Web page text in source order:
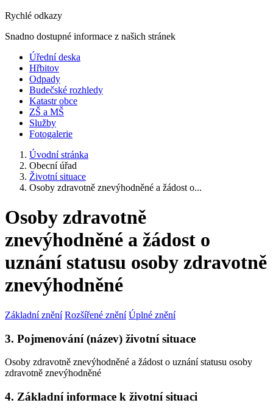
Rychlé odkazy
Snadno dostupné informace z našich stránek
Úřední deska
Hřbitov
Odpady
Budečské rozhledy
Katastr obce
ZŠ a MŠ
Služby
Fotogalerie
Úvodní stránka
Obecní úřad
Životní situace
Osoby zdravotně znevýhodněné a žádost o...
Osoby zdravotně
znevýhodněné a žádost o
uznání statusu osoby zdravotně
znevýhodněné
Základní znění Rozšířené znění Úplné znění
3. Pojmenování (název) životní situace
Osoby zdravotně znevýhodněné a žádost o uznání statusu osoby
zdravotně znevýhodněné
4. Základní informace k životní situaci